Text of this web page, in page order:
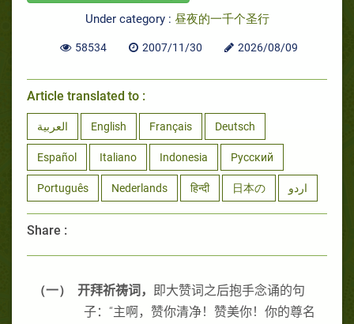
Under category : 昼夜的一千个圣行
58534 2007/11/30 2026/08/09
Article translated to :
العربية English Français Deutsch
Español Italiano Indonesia Русский
Português Nederlands हिन्दी 日本の اردو
Share :
（一） 开拜祈祷词，
即大赞词之后抱手念诵的句
子：“主啊，赞你清净！赞美你！你的尊名